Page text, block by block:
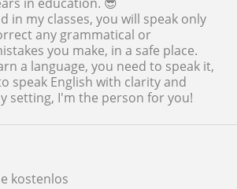
kostenlos
in my classes, you will speak only
any grammatical or
you make, in a safe place.
a language, you need to speak it,
speak English with clarity and
setting, I'm the person for you!